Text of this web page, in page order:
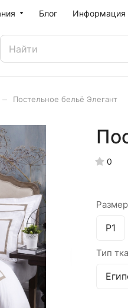
Блог Информация
Постельное бельё Элегант
0
Р1
Тип